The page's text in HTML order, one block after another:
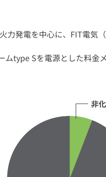
発電を中心に、FIT電気
type Sを電源とした料金